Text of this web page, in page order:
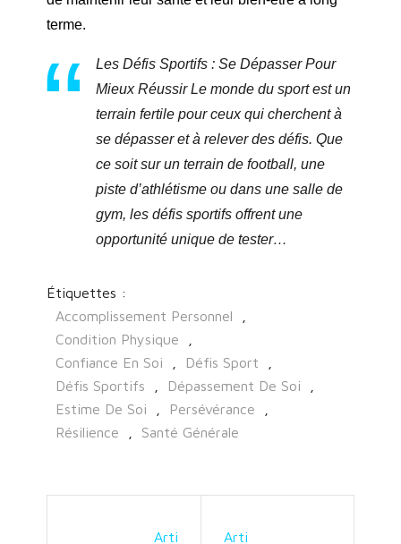
terme.
Les Défis Sportifs : Se Dépasser Pour
Mieux Réussir Le monde du sport est un
terrain fertile pour ceux qui cherchent à
se dépasser et à relever des défis. Que
ce soit sur un terrain de football, une
piste d’athlétisme ou dans une salle de
gym, les défis sportifs offrent une
opportunité unique de tester…
Étiquettes :
Accomplissement Personnel
Condition Physique
Confiance En Soi
Défis Sport
Défis Sportifs
Dépassement De Soi
Estime De Soi
Persévérance
Résilience
Santé Générale
Arti Arti